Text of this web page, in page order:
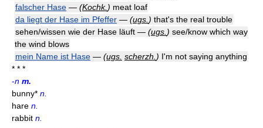
falscher Hase — (Kochk. ) meat loaf
da liegt der Hase im Pfeffer — (ugs. ) that's the real trouble
sehen/wissen wie der Hase läuft — (ugs. ) see/know which way
the wind blows
mein Name ist Hase — (ugs. scherzh. ) I'm not saying anything
* * *
-n m.
bunny* n.
hare n.
rabbit n.